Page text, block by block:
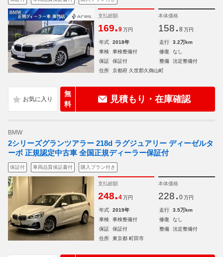
支払総額
169.9 万円
本体価格
158. 8 万円
年式 2018年 走行
3.2万km
車検
車検整備付 修復
なし
保証
保証付 整備
法定整備付
住所
京都府 久世郡久御山町
無
料
見積もり・在庫確認
BMW
2シリーズグランツアラー 218d ラグジュアリー ディーゼルタ
ーボ 正規認定中古車 全国正規ディーラー保証付
保証付 車両品質保証書付 購入プラン付き
支払総額
248.4 万円
本体価格
228. 0 万円
年式 2019年 走行
3.5万km
車検
車検整備付 修復
なし
保証
保証付 整備
法定整備付
住所
東京都 町田市